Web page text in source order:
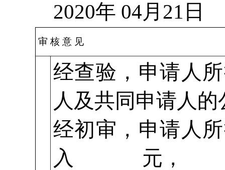
2020年 04月21日
审 核 意 见
经查验，申请人
人及共同申请人
经初审，申请人
入 元，